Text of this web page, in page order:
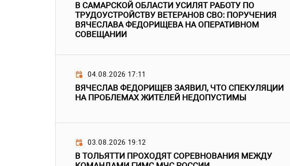
В САМАРСКОЙ ОБЛАСТИ УСИЛЯТ РАБОТУ ПО
ТРУДОУСТРОЙСТВУ ВЕТЕРАНОВ СВО: ПОРУЧЕНИЯ
ВЯЧЕСЛАВА ФЕДОРИЩЕВА НА ОПЕРАТИВНОМ
СОВЕЩАНИИ
04.08.2026 17:11
ВЯЧЕСЛАВ ФЕДОРИЩЕВ ЗАЯВИЛ, ЧТО СПЕКУЛЯЦИИ
НА ПРОБЛЕМАХ ЖИТЕЛЕЙ НЕДОПУСТИМЫ
03.08.2026 19:12
В ТОЛЬЯТТИ ПРОХОДЯТ СОРЕВНОВАНИЯ МЕЖДУ